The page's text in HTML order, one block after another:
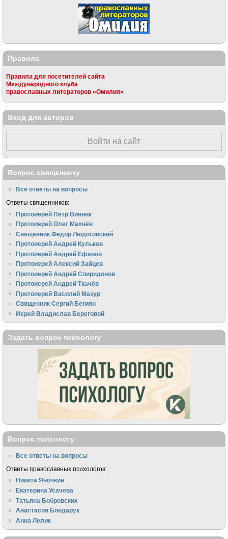
Правила
Правила для посетителей сайта
Международного клуба
православных литераторов «Омилия»
Вход для авторов
Войти на сайт
Вопрос священнику
Все ответы на вопросы
Ответы священников:
Протоиерей Пётр Винник
Протоиерей Олег Махнёв
Священник Федор Людоговский
Протоиерей Андрей Кульков
Протоиерей Андрей Ефанов
Протоиерей Алексий Зайцев
Протоиерей Андрей Спиридонов
Протоиерей Андрей Ткачёв
Протоиерей Василий Мазур
Священник Сергий Бегиян
Иерей Владислав Береговой
Задать вопрос психологу
Вопрос психологу
Все ответы на вопросы
Ответы православных психологов:
Никита Яночкин
Екатерина Усачева
Татьяна Бобровских
Анастасия Бондарук
Анна Лелик